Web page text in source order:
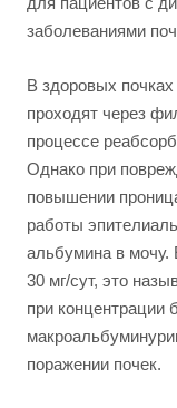
заболеваниями
В здоровых
проходят через
процессе
Однако при
повышении
работы
альбумина в
30 мг/сут, это
при концентрации
поражении почек.